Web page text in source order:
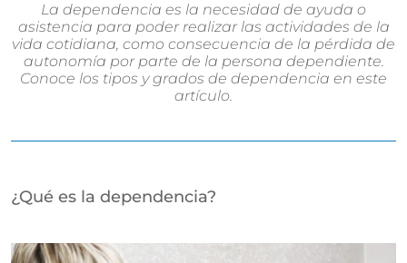
La dependencia es la necesidad de ayuda o
asistencia para poder realizar las actividades de la
vida cotidiana, como consecuencia de la pérdida de
autonomía por parte de la persona dependiente.
Conoce los tipos y grados de dependencia en este
artículo.
¿Qué es la dependencia?